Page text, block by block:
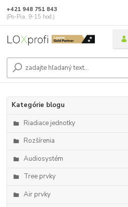
+421 948 751 843
(Po-Pia, 9-15 hod.)
Kategórie blogu
Riadiace jednotky
Rozšírenia
Audiosystém
Tree prvky
Air prvky